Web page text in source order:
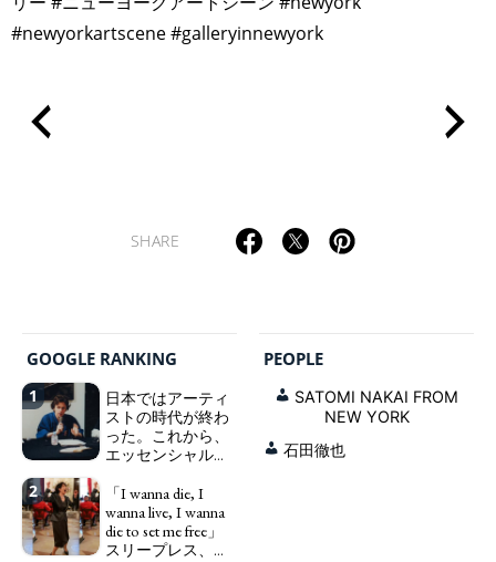
#newyorkartscene #galleryinnewyork
SHARE
GOOGLE RANKING
1
日本ではアーティ
ストの時代が終わ
った。これから、
エッセンシャルワ
ワーカー、ソーシ
ャルワーカーと同
じ、アートワーカ
ーになる。We have
2
「I wanna die, I
wanna live, I wanna
die to set me free」
スリープレス、セ
PEOPLE
SATOMI NAKAI FROM
NEW YORK
石田徹也